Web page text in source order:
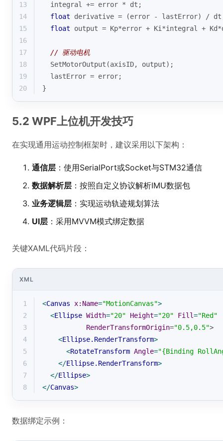
13
  integral += error * dt;
14
float derivative = (error - lastError) /
15
float output = Kp*error + Ki*integral +
16
17
// 驱动电机
18
  SetMotorOutput(axisID, output);
19
  lastError = error;
20
}
5.2 WPF上位机开发技巧
在实现通用运动控制框架时，建议采用以下架构：
通信层 ：使用SerialPort或Socket与STM32通信
数据解析层 ：按照自定义协议解析IMU数据包
业务逻辑层 ：实现运动轨迹规划算法
UI层 ：采用MVVM模式绑定数据
关键XAML代码片段：
XML
1 <Canvas x:Name="MotionCanvas">
2
<Ellipse Width="20" Height="20" Fill="Red"
3
RenderTransformOrigin="0.5,0.5">
4
<Ellipse.RenderTransform>
5
<RotateTransform Angle="{Binding
6
</Ellipse.RenderTransform>
7
</Ellipse>
8
</Canvas>
数据绑定示例：